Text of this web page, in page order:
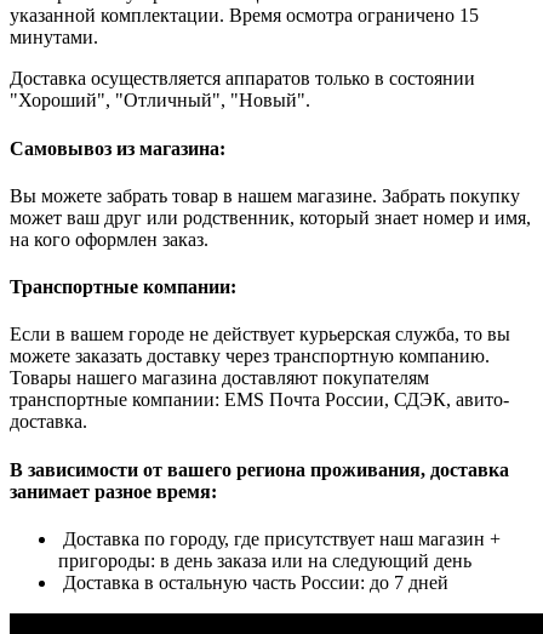
указанной комплектации. Время осмотра ограничено 15
минутами.
Доставка осуществляется аппаратов только в состоянии
"Хороший", "Отличный", "Новый".
Самовывоз из магазина:
Вы можете забрать товар в нашем магазине. Забрать покупку
может ваш друг или родственник, который знает номер и имя,
на кого оформлен заказ.
Транспортные компании:
Если в вашем городе не действует курьерская служба, то вы
можете заказать доставку через транспортную компанию.
Товары нашего магазина доставляют покупателям
транспортные компании: EMS Почта России, СДЭК, авито-
доставка.
В зависимости от вашего региона проживания, доставка
занимает разное время:
Доставка по городу, где присутствует наш магазин +
пригороды: в день заказа или на следующий день
Доставка в остальную часть России: до 7 дней